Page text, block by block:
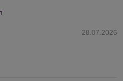
28.07.2026